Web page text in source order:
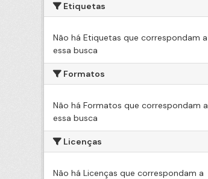
Etiquetas
Não há Etiquetas que correspondam a
essa busca
Formatos
Não há Formatos que correspondam a
essa busca
Licenças
Não há Licenças que correspondam a